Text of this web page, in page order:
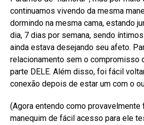
continuamos vivendo da mesma
dormindo na mesma cama, estando
dia, 7 dias por semana, sendo
ainda estava desejando seu afeto.
relacionamento sem o compromisso
parte DELE. Além disso, foi fácil
conexão depois de estar um com o
(Agora entendo como provavelmente
manequim de fácil acesso para ele